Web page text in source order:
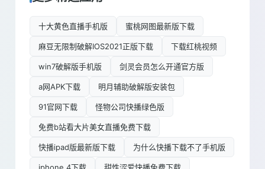
十大黄色直播手机版 蜜桃网图最新版下载
麻豆无限制破解IOS2021正版下载 下载红桃视频
win7破解版手机版 剑灵会员怎么开通官方版
a网APK下载 明月辅助破解版安装包
91官网下载 怪物公司快播绿色版
免费b站看大片美女直播免费下载
快播ipad版最新版下载 为什么快播下载不了手机版